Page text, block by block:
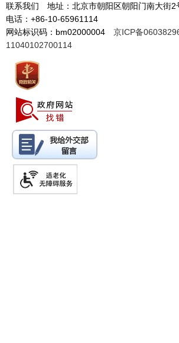
联系我们 地址：北京市朝阳区朝阳门南大
电话：+86-10-65961114
网站标识码：bm02000004 京ICP备
11040102700114